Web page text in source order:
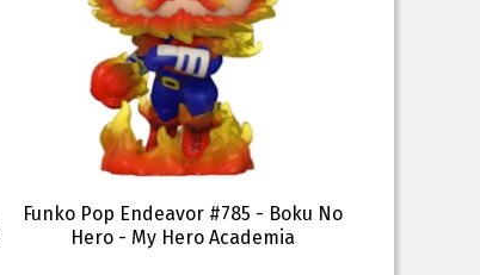
Funko Pop Endeavor #785 - Boku No
Hero - My Hero Academia